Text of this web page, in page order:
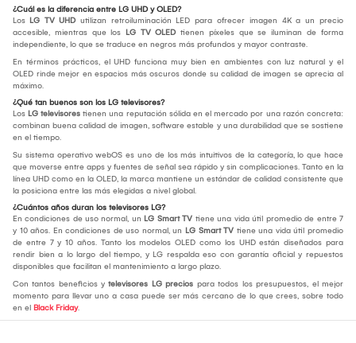
¿Cuál es la diferencia entre LG UHD y OLED?
Los LG TV UHD utilizan retroiluminación LED para ofrecer imagen 4K a un precio
accesible, mientras que los LG TV OLED tienen píxeles que se iluminan de forma
independiente, lo que se traduce en negros más profundos y mayor contraste.
En términos prácticos, el UHD funciona muy bien en ambientes con luz natural y el
OLED rinde mejor en espacios más oscuros donde su calidad de imagen se aprecia al
máximo.
¿Qué tan buenos son los LG televisores?
Los LG televisores tienen una reputación sólida en el mercado por una razón concreta:
combinan buena calidad de imagen, software estable y una durabilidad que se sostiene
en el tiempo.
Su sistema operativo webOS es uno de los más intuitivos de la categoría, lo que hace
que moverse entre apps y fuentes de señal sea rápido y sin complicaciones. Tanto en la
línea UHD como en la OLED, la marca mantiene un estándar de calidad consistente que
la posiciona entre las más elegidas a nivel global.
¿Cuántos años duran los televisores LG?
En condiciones de uso normal, un LG Smart TV tiene una vida útil promedio de entre 7
y 10 años. En condiciones de uso normal, un LG Smart TV tiene una vida útil promedio
de entre 7 y 10 años. Tanto los modelos OLED como los UHD están diseñados para
rendir bien a lo largo del tiempo, y LG respalda eso con garantía oficial y repuestos
disponibles que facilitan el mantenimiento a largo plazo.
Con tantos beneficios y televisores LG precios para todos los presupuestos, el mejor
momento para llevar uno a casa puede ser más cercano de lo que crees, sobre todo
en el Black Friday.